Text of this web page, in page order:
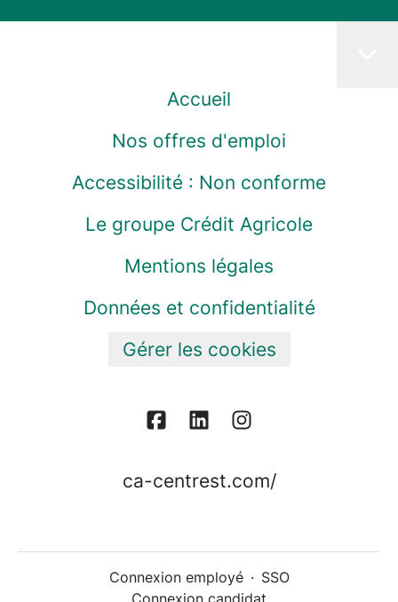
Accueil
Nos offres d'emploi
Accessibilité : Non conforme
Le groupe Crédit Agricole
Mentions légales
Données et confidentialité
Gérer les cookies
ca-centrest.com/
Connexion employé · SSO